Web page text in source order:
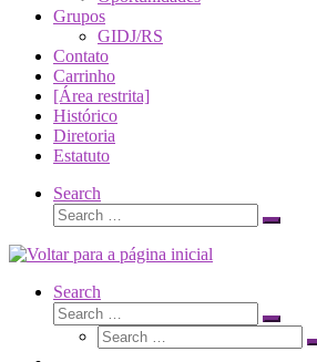
Grupos
GIDJ/RS
Contato
Carrinho
[Área restrita]
Histórico
Diretoria
Estatuto
Search
Search
Search
Search
Search
Search
Search